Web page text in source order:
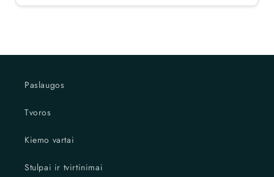
Paslaugos
Tvoros
Kiemo vartai
Stulpai ir tvirtinimai